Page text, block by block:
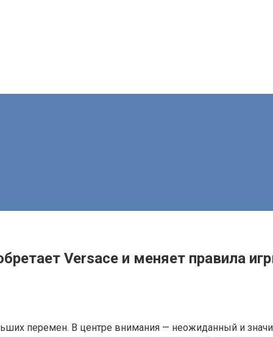
Versace и меняет правила
перемен. В центре внимания — неожиданный и